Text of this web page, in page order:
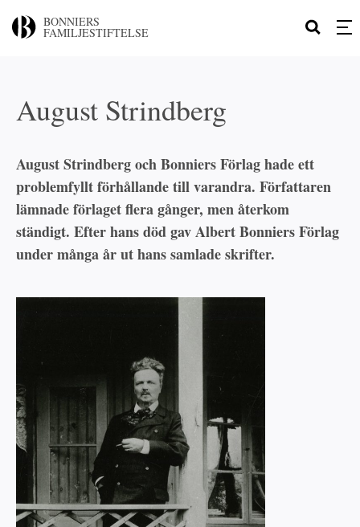
BONNIERS
FAMILJESTIFTELSE
August Strindberg
August Strindberg och Bonniers Förlag hade ett
problemfyllt förhållande till varandra. Författaren
lämnade förlaget flera gånger, men återkom
ständigt. Efter hans död gav Albert Bonniers Förlag
under många år ut hans samlade skrifter.